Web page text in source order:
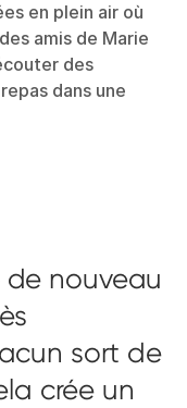
en plein air où
amis de Marie
des
dans une
de nouveau
sort de
crée un